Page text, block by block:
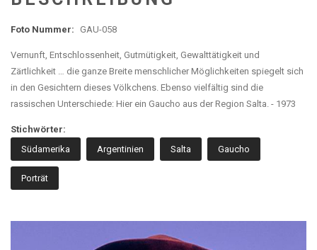
Foto Nummer: GAU-058
Vernunft, Entschlossenheit, Gutmütigkeit, Gewalttätigkeit und
Zärtlichkeit … die ganze Breite menschlicher Möglichkeiten spiegelt sich
in den Gesichtern dieses Völkchens. Ebenso vielfältig sind die
rassischen Unterschiede: Hier ein Gaucho aus der Region Salta. - 1973
Stichwörter:
Südamerika
Argentinien Salta Gaucho
Porträt